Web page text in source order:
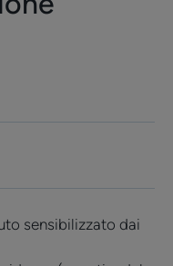
sensibilizzato dai